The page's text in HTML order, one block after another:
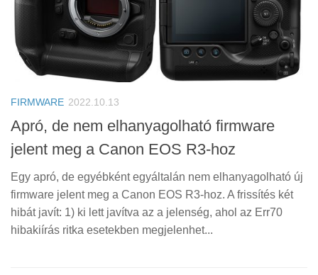
FIRMWARE 2022.10.13
Apró, de nem elhanyagolható firmware
jelent meg a Canon EOS R3-hoz
Egy apró, de egyébként egyáltalán nem elhanyagolható új
firmware jelent meg a Canon EOS R3-hoz. A frissítés két
hibát javít: 1) ki lett javítva az a jelenség, ahol az Err70
hibakiírás ritka esetekben megjelenhet...